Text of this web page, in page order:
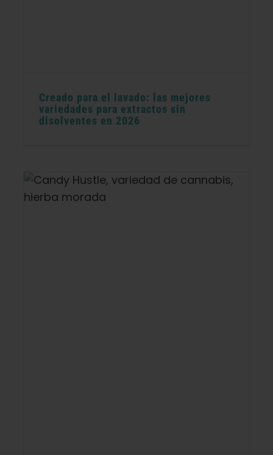
Creado para el lavado: las mejores
variedades para extractos sin
disolventes en 2026